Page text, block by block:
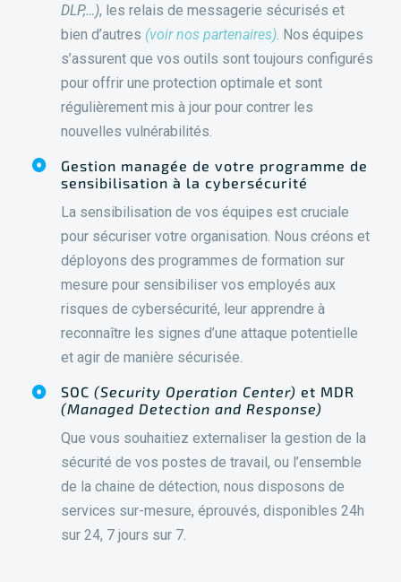
DLP,…), les relais de messagerie sécurisés et
bien d’autres (voir nos partenaires) . Nos équipes
s’assurent que vos outils sont toujours configurés
pour offrir une protection optimale et sont
régulièrement mis à jour pour contrer les
nouvelles vulnérabilités.
Gestion managée de votre programme de
sensibilisation à la cybersécurité
La sensibilisation de vos équipes est cruciale
pour sécuriser votre organisation. Nous créons et
déployons des programmes de formation sur
mesure pour sensibiliser vos employés aux
risques de cybersécurité, leur apprendre à
reconnaître les signes d’une attaque potentielle
et agir de manière sécurisée.
SOC(Security Operation Center) et MDR
(Managed Detection and Response)
Que vous souhaitiez externaliser la gestion de la
sécurité de vos postes de travail, ou l’ensemble
de la chaine de détection, nous disposons de
services sur-mesure, éprouvés, disponibles 24h
sur 24, 7 jours sur 7.